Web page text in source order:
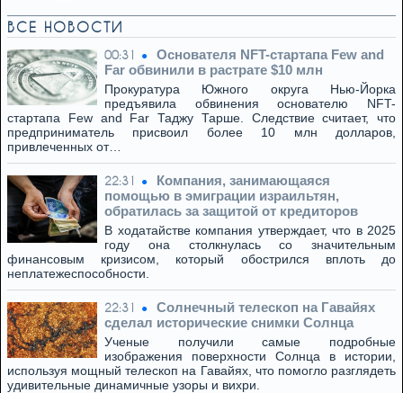
ВСЕ НОВОСТИ
00:31
Основателя NFT-стартапа Few and
Far обвинили в растрате $10 млн
Прокуратура Южного округа Нью-Йорка
предъявила обвинения основателю NFT-
стартапа Few and Far Таджу Тарше. Следствие считает, что
предприниматель присвоил более 10 млн долларов,
привлеченных от…
22:31
Компания, занимающаяся
помощью в эмиграции израильтян,
обратилась за защитой от кредиторов
В ходатайстве компания утверждает, что в 2025
году она столкнулась со значительным
финансовым кризисом, который обострился вплоть до
неплатежеспособности.
22:31
Солнечный телескоп на Гавайях
сделал исторические снимки Солнца
Ученые получили самые подробные
изображения поверхности Солнца в истории,
используя мощный телескоп на Гавайях, что помогло разглядеть
удивительные динамичные узоры и вихри.